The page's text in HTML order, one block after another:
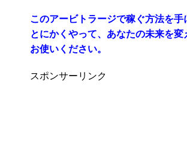
このアービトラージで稼ぐ方法を手
とにかくやって、あなたの未来を変
お使いください。
スポンサーリンク